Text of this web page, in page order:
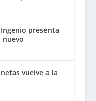
presenta
nuevo
vuelve a la